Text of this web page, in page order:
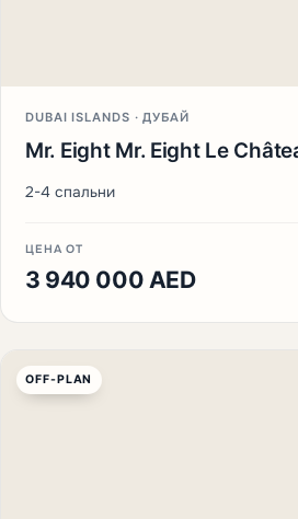
DUBAI ISLANDS · ДУБАЙ
Mr. Eight Mr. Eight Le
2-4 спальни
ЦЕНА ОТ
3 940 000 AED
OFF-PLAN